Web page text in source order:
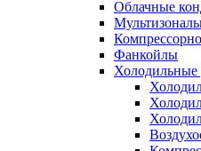
Облачные
Фанкойлы
Холодильные